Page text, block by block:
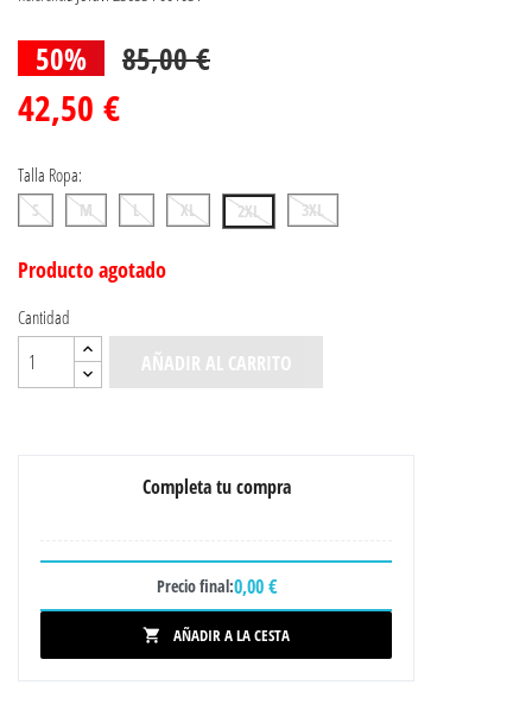
50% 85,00 €
42,50 €
Talla Ropa:
S M L XL 2XL 3XL
Producto agotado
Cantidad
AÑADIR AL CARRITO
Completa tu compra
Precio final:0,00 €
 AÑADIR A LA CESTA